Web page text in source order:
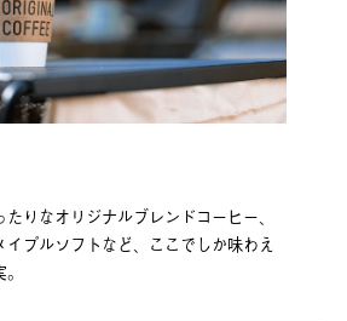
りなオリジナルブレンドコーヒー、
プルソフトなど、ここでしか味わえ